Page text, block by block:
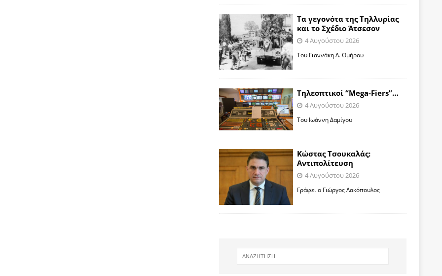
Τα γεγονότα της Τηλλυρίας
και το Σχέδιο Άτσεσον
4 Αυγούστου 2026
Toυ Γιαννάκη Λ. Ομήρου
Tηλεοπτικοί “Mega-Fiers”…
4 Αυγούστου 2026
Toυ Ιωάννη Δαμίγου
Κώστας Τσουκαλάς:
Αντιπολίτευση
4 Αυγούστου 2026
Γράφει ο Γιώργος Λακόπουλος